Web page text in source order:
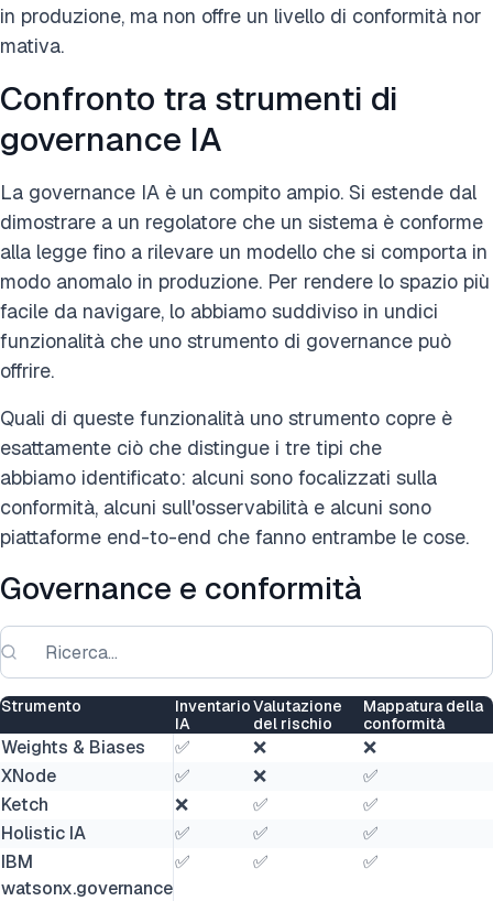
in produzione, ma non offre un livello di conformità nor
mativa.
Confronto tra strumenti di
governance IA
La governance IA è un compito ampio. Si estende dal
dimostrare a un regolatore che un sistema è conforme
alla legge fino a rilevare un modello che si comporta in
modo anomalo in produzione. Per rendere lo spazio più
facile da navigare, lo abbiamo suddiviso in undici
funzionalità che uno strumento di governance può
offrire.
Quali di queste funzionalità uno strumento copre è
esattamente ciò che distingue i tre tipi che
abbiamo identificato: alcuni sono focalizzati sulla
conformità, alcuni sull'osservabilità e alcuni sono
piattaforme end-to-end che fanno entrambe le cose.
Governance e conformità
Strumento
Inventario
IA
Valutazione
del rischio
Mappatura della
conformità
Weights & Biases ✅ ❌
❌
XNode
✅ ❌
✅
Ketch
❌ ✅
✅
Holistic IA
✅ ✅
✅
IBM
watsonx.governance
✅ ✅ ✅